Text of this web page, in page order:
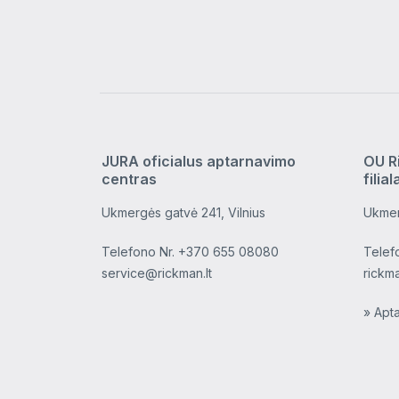
JURA oficialus aptarnavimo
centras
Ukmergės gatvė 241, Vilnius
Telefono Nr. +370 655 08080
service@rickman.lt
OU
»